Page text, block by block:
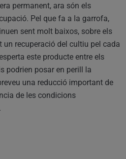
permanent, ara són els
Pel que fa a la garrofa,
sent molt baixos, sobre els
un recuperació del cultiu pel cada
este producte entre els
podrien posar en perill la
una reducció important de
de les condicions